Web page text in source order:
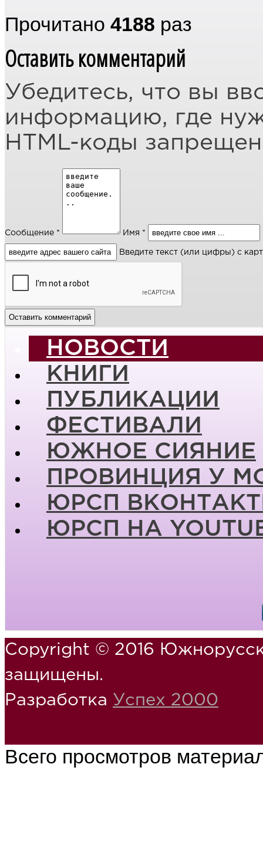
Прочитано 4188 раз
Оставить комментарий
Убедитесь, что вы
информацию, где
HTML-коды
Сообщение * Имя *
Введите текст (или цифры) с
НОВОСТИ
КНИГИ
ПУБЛИКАЦИИ
ФЕСТИВАЛИ
ЮЖНОЕ СИЯНИЕ
ПРОВИНЦИЯ У
ЮРСП
ЮРСП НА
Copyright © 2016
защищены.
Разработка Успех 2000
Всего просмотров